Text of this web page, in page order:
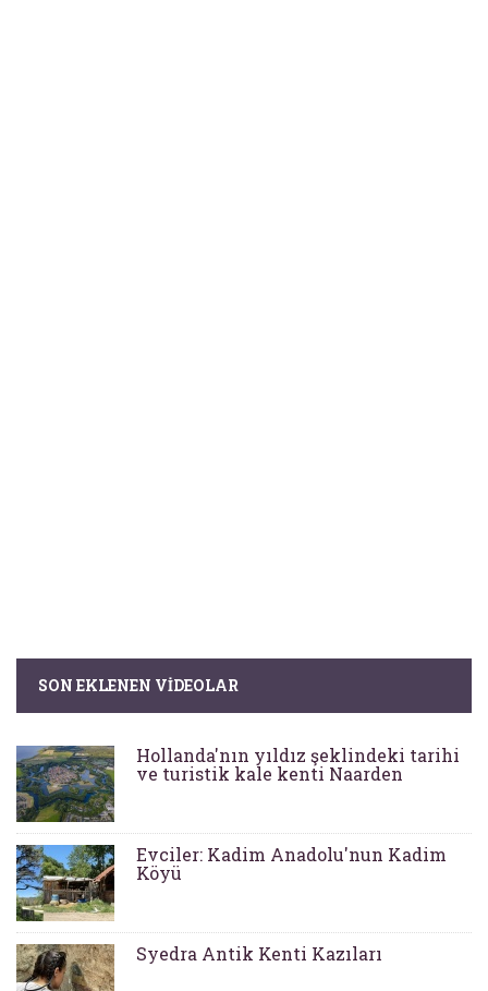
SON EKLENEN VIDEOLAR
Hollanda'nın yıldız şeklindeki tarihi
ve turistik kale kenti Naarden
Evciler: Kadim Anadolu'nun Kadim
Köyü
Syedra Antik Kenti Kazıları